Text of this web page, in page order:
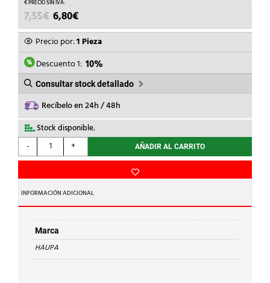
7,55€ EL
PRECIO
ORIGINAL
ERA:
7,55€.
6,80€
PRECIO
ACTUAL
ES:
6,80€.
Precio por:1 Pieza
Descuento 1: 10%
Consultar stock detallado
Recíbelo en 24h / 48h
Stock disponible.
-
HAUPA
-
PLANA
1000V
2,5x0,4mm
cantidad
+ AÑADIR AL CARRITO
INFORMACIÓN ADICIONAL
Marca
HAUPA